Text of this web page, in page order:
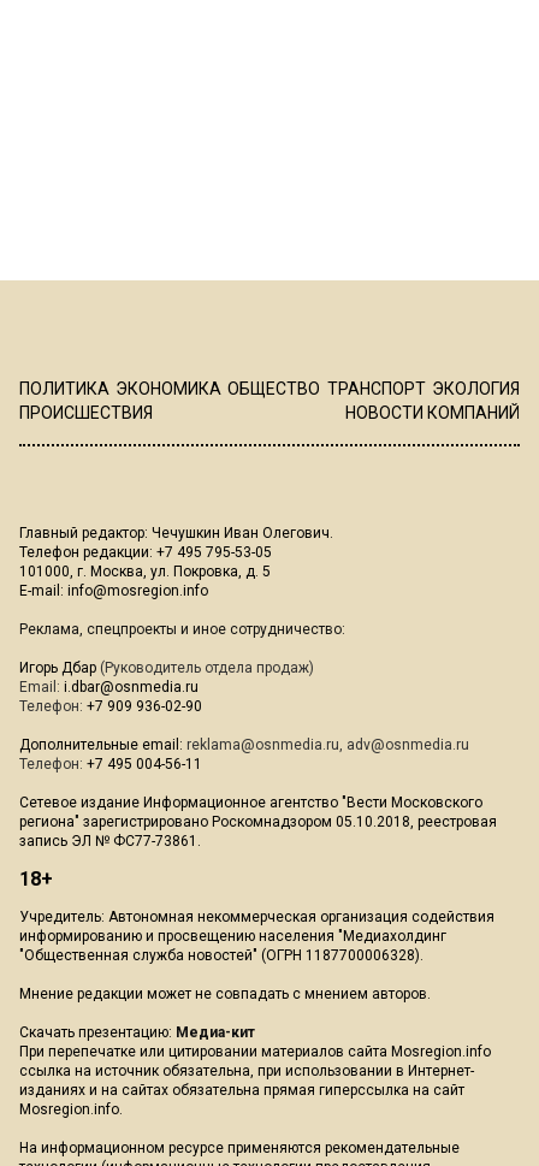
ПОЛИТИКА ЭКОНОМИКА ОБЩЕСТВО ТРАНСПОРТ ЭКОЛОГИЯ
ПРОИСШЕСТВИЯ
НОВОСТИ КОМПАНИЙ
Главный редактор: Чечушкин Иван Олегович.
Телефон редакции: +7 495 795-53-05
101000, г. Москва, ул. Покровка, д. 5
E-mail: info@mosregion.info
Реклама, спецпроекты и иное сотрудничество:
Игорь Дбар (Руководитель отдела продаж)
Email: i.dbar@osnmedia.ru
Телефон: +7 909 936-02-90
Дополнительные email: reklama@osnmedia.ru, adv@osnmedia.ru
Телефон: +7 495 004-56-11
Сетевое издание Информационное агентство "Вести Московского
региона" зарегистрировано Роскомнадзором 05.10.2018, реестровая
запись ЭЛ № ФС77-73861.
18+
Учредитель: Автономная некоммерческая организация содействия
информированию и просвещению населения "Медиахолдинг
"Общественная служба новостей" (ОГРН 1187700006328).
Мнение редакции может не совпадать с мнением авторов.
Скачать презентацию: Медиа-кит
При перепечатке или цитировании материалов сайта Mosregion.info
ссылка на источник обязательна, при использовании в Интернет-
изданиях и на сайтах обязательна прямая гиперссылка на сайт
Mosregion.info.
На информационном ресурсе применяются рекомендательные